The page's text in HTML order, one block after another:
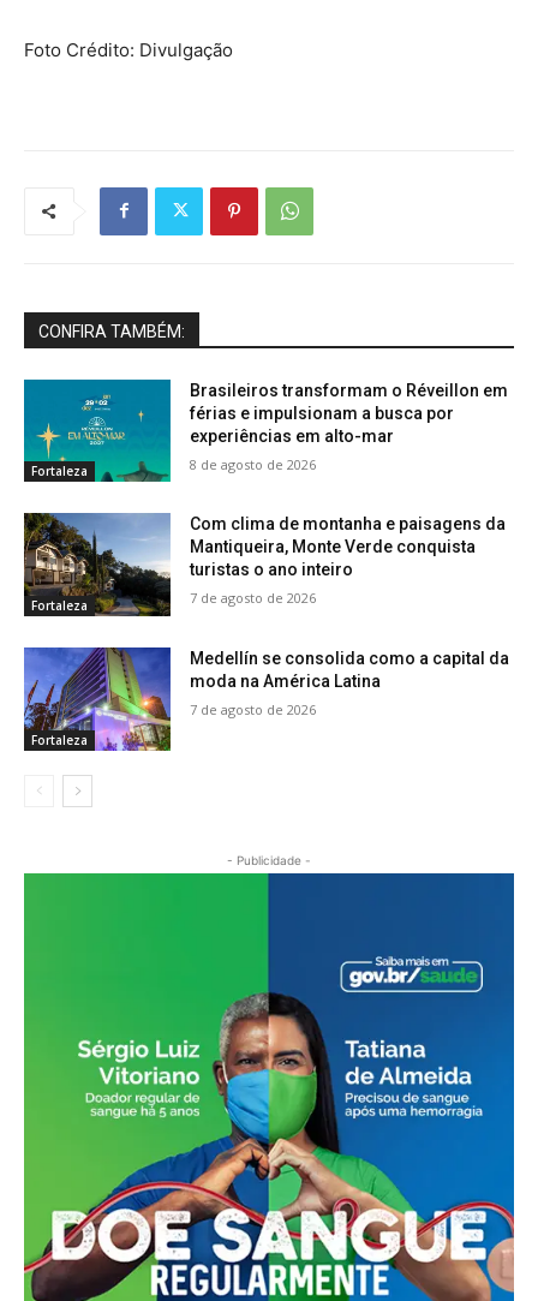
Foto Crédito: Divulgação
CONFIRA TAMBÉM:
Fortaleza
Brasileiros transformam o Réveillon em
férias e impulsionam a busca por
experiências em alto-mar
8 de agosto de 2026
Fortaleza
Com clima de montanha e paisagens da
Mantiqueira, Monte Verde conquista
turistas o ano inteiro
7 de agosto de 2026
Fortaleza
Medellín se consolida como a capital da
moda na América Latina
7 de agosto de 2026
- Publicidade -